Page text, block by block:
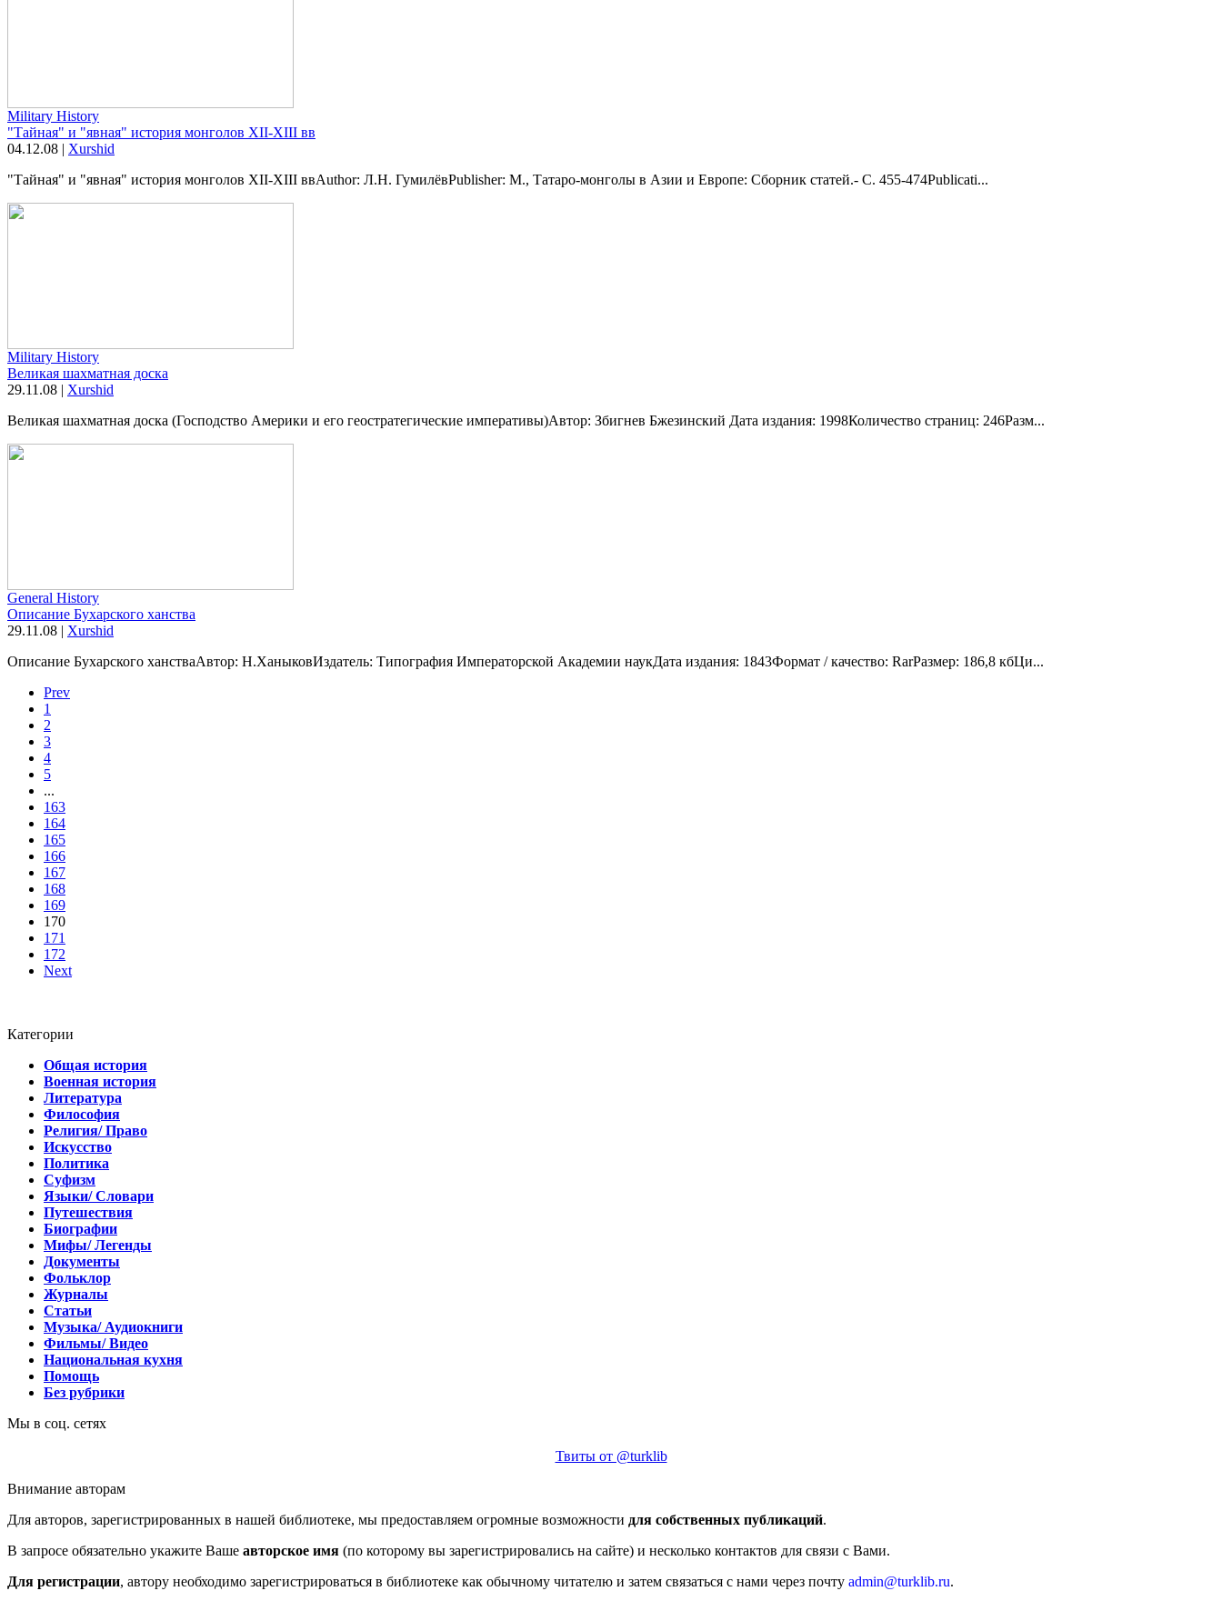
Military History
"Тайная" и "явная" история монголов ХII-ХIII вв
04.12.08 | Xurshid
"Тайная" и "явная" история монголов ХII-ХIII ввAuthor: Л.Н. ГумилёвPublisher: М., Татаро-монголы в Азии и Европе: Сборник статей.- С. 455-474Publicati...
Military History
Великая шахматная доска
29.11.08 | Xurshid
Великая шахматная доска (Господство Америки и его геостратегические императивы)Автор: Збигнев Бжезинский Дата издания: 1998Количество страниц: 246Разм...
General History
Описание Бухарского ханства
29.11.08 | Xurshid
Описание Бухарского ханстваАвтор: Н.ХаныковИздатель: Типография Императорской Академии наукДата издания: 1843Формат / качество: RarРазмер: 186,8 кбЦи...
Prev
1
2
3
4
5
...
163
164
165
166
167
168
169
170
171
172
Next
Категории
Общая история
Военная история
Литература
Философия
Религия/ Право
Искусство
Политика
Суфизм
Языки/ Словари
Путешествия
Биографии
Мифы/ Легенды
Документы
Фольклор
Журналы
Статьи
Музыка/ Аудиокниги
Фильмы/ Видео
Национальная кухня
Помощь
Без рубрики
Мы в соц. сетях
Твиты от @turklib
Внимание авторам
Для авторов, зарегистрированных в нашей библиотеке, мы предоставляем огромные возможности для собственных публикаций.
В запросе обязательно укажите Ваше авторское имя (по которому вы зарегистрировались на сайте) и несколько контактов для связи с Вами.
Для регистрации, автору необходимо зарегистрироваться в библиотеке как обычному читателю и затем связаться с нами через почту admin@turklib.ru.